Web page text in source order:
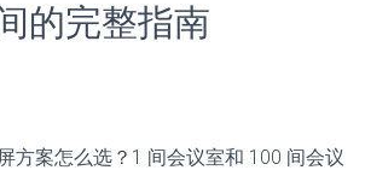
的完整指南
方案怎么选？1 间会议室和 100 间会议